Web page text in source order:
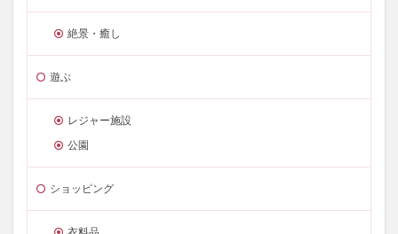
絶景・癒し
遊ぶ
レジャー施設
公園
ショッピング